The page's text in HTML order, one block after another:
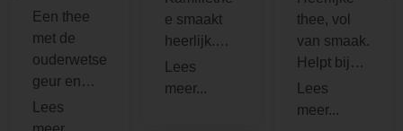
Een thee
met de
ouderwetse
geur en
smaak van
echte
e smaakt
heerlijk.
Het zit in
een goed
thee, vol
van smaak.
Helpt bij
keelpijn en
een goede